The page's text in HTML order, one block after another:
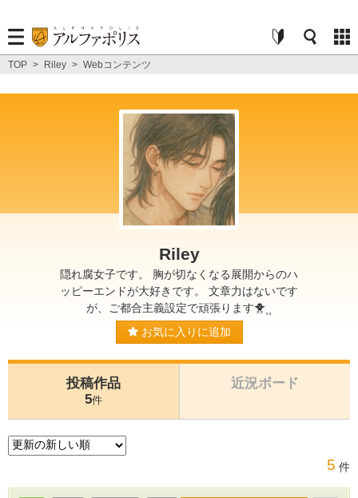
TOP > Riley > Webコンテンツ
Riley
隠れ腐女子です。 胸が切なくなる展開からのハ
ッピーエンドが大好きです。 文章力はないです
が、ご都合主義設定で頑張ります🐥⸒⸒
お気に入りに追加
投稿作品
5件
近況ボード
5 件